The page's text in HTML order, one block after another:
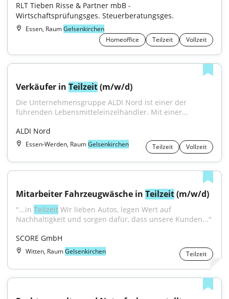
RLT Tieben Risse & Partner mbB -
Wirtschaftsprüfungsges. Steuerberatungsges.
Essen, RaumGelsenkirchen
Homeoffice
Teilzeit Vollzeit
Verkäufer in Teilzeit (m/w/d)
Die Unternehmensgruppe ALDI Nord ist einer der
führenden Lebensmitteleinzelhändler. Mit einer...
ALDI Nord
Essen-Werden, RaumGelsenkirchen Teilzeit Vollzeit
Mitarbeiter Fahrzeugwäsche in Teilzeit (m/w/d)
"...in Teilzeit Wir lieben Autos, legen Wert auf
Nachhaltigkeit und sorgen dafür, dass unsere Kunden..."
SCORE GmbH
Witten, RaumGelsenkirchen Teilzeit